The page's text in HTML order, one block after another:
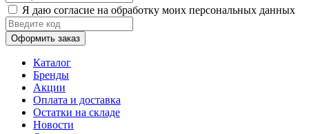
Я даю согласие на обработку моих персональных данных
Оформить заказ
Каталог
Бренды
Акции
Оплата и доставка
Остатки на складе
Новости